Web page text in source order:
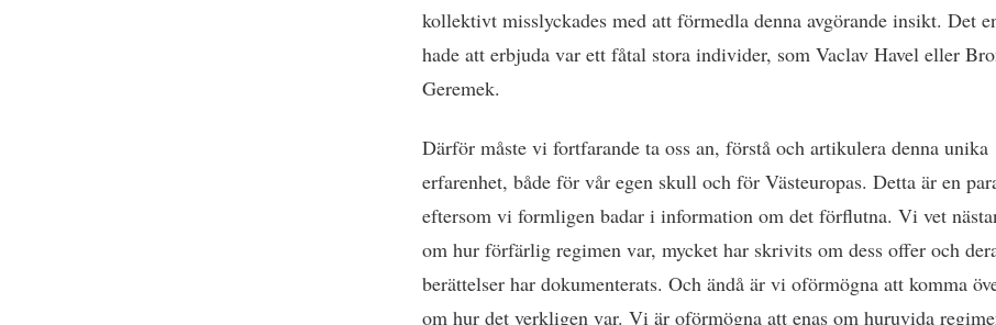
kollektivt misslyckades med att förmedla denna avgörande insikt. Det
hade att erbjuda var ett fåtal stora individer, som Vaclav Havel eller
Geremek.
Därför måste vi fortfarande ta oss an, förstå och artikulera denna unika
erfarenhet, både för vår egen skull och för Västeuropas. Detta är en
eftersom vi formligen badar i information om det förflutna. Vi vet
om hur förfärlig regimen var, mycket har skrivits om dess offer och
berättelser har dokumenterats. Och ändå är vi oförmögna att komma
om hur det verkligen var. Vi är oförmögna att enas om huruvida